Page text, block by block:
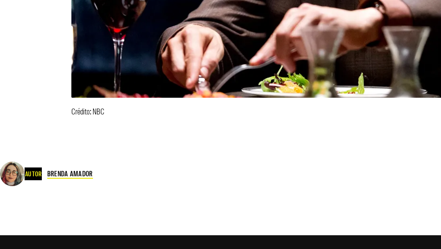
Crédito: NBC
AUTOR BRENDA AMADOR